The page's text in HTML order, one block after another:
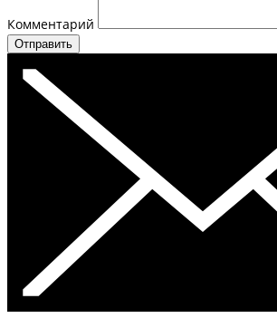
Комментарий
Отправить